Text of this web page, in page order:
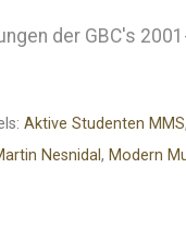
der GBC's
Aktive Studenten MMS
Nesnidal, Modern